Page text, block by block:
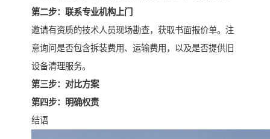
第二步：联系专业机构上门
邀请有资质的技术人员现场勘查，获取书面报价单。注
意询问是否包含拆装费用、运输费用，以及是否提供旧
设备清理服务。
第三步：对比方案
第四步：明确权责
结语